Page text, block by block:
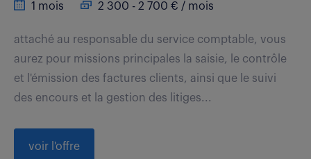
1 mois
2 300 - 2 700 € / mois
attaché au responsable du service comptable, vous
aurez pour missions principales la saisie, le contrôle
et l'émission des factures clients, ainsi que le suivi
des encours et la gestion des litiges...
voir l'offre